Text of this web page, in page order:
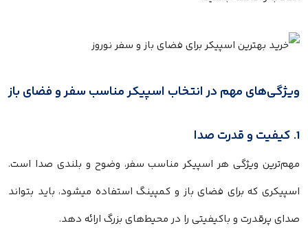
ویژگی‌های مهم در انتخاب اسپیکر مناسب سفر و فضای باز
1. کیفیت و قدرت صدا
مهم‌ترین ویژگی هر اسپیکر مناسب سفر، وضوح و بلندی صدا است.
اسپیکری که برای فضای باز و کمپینگ استفاده میشود، باید بتواند
صدای پرقدرت و باکیفیتی را در محیط‌های بزرگ ارائه دهد.